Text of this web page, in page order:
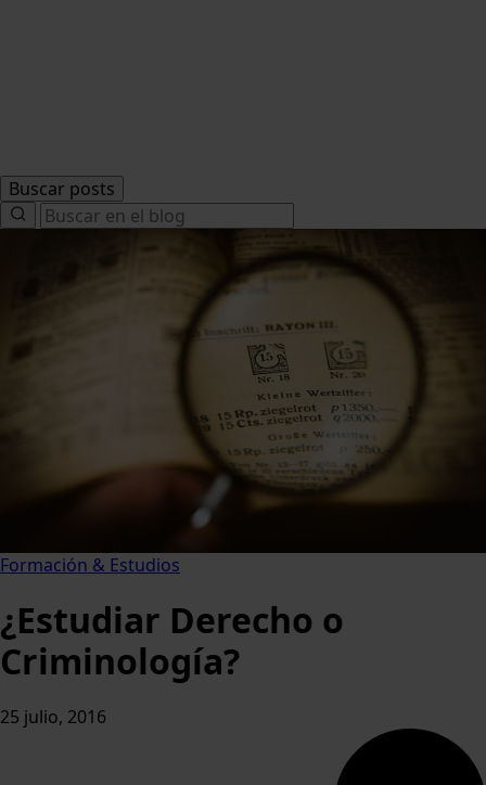
Buscar posts
Search
for:
Formación & Estudios
¿Estudiar Derecho o
Criminología?
25 julio, 2016